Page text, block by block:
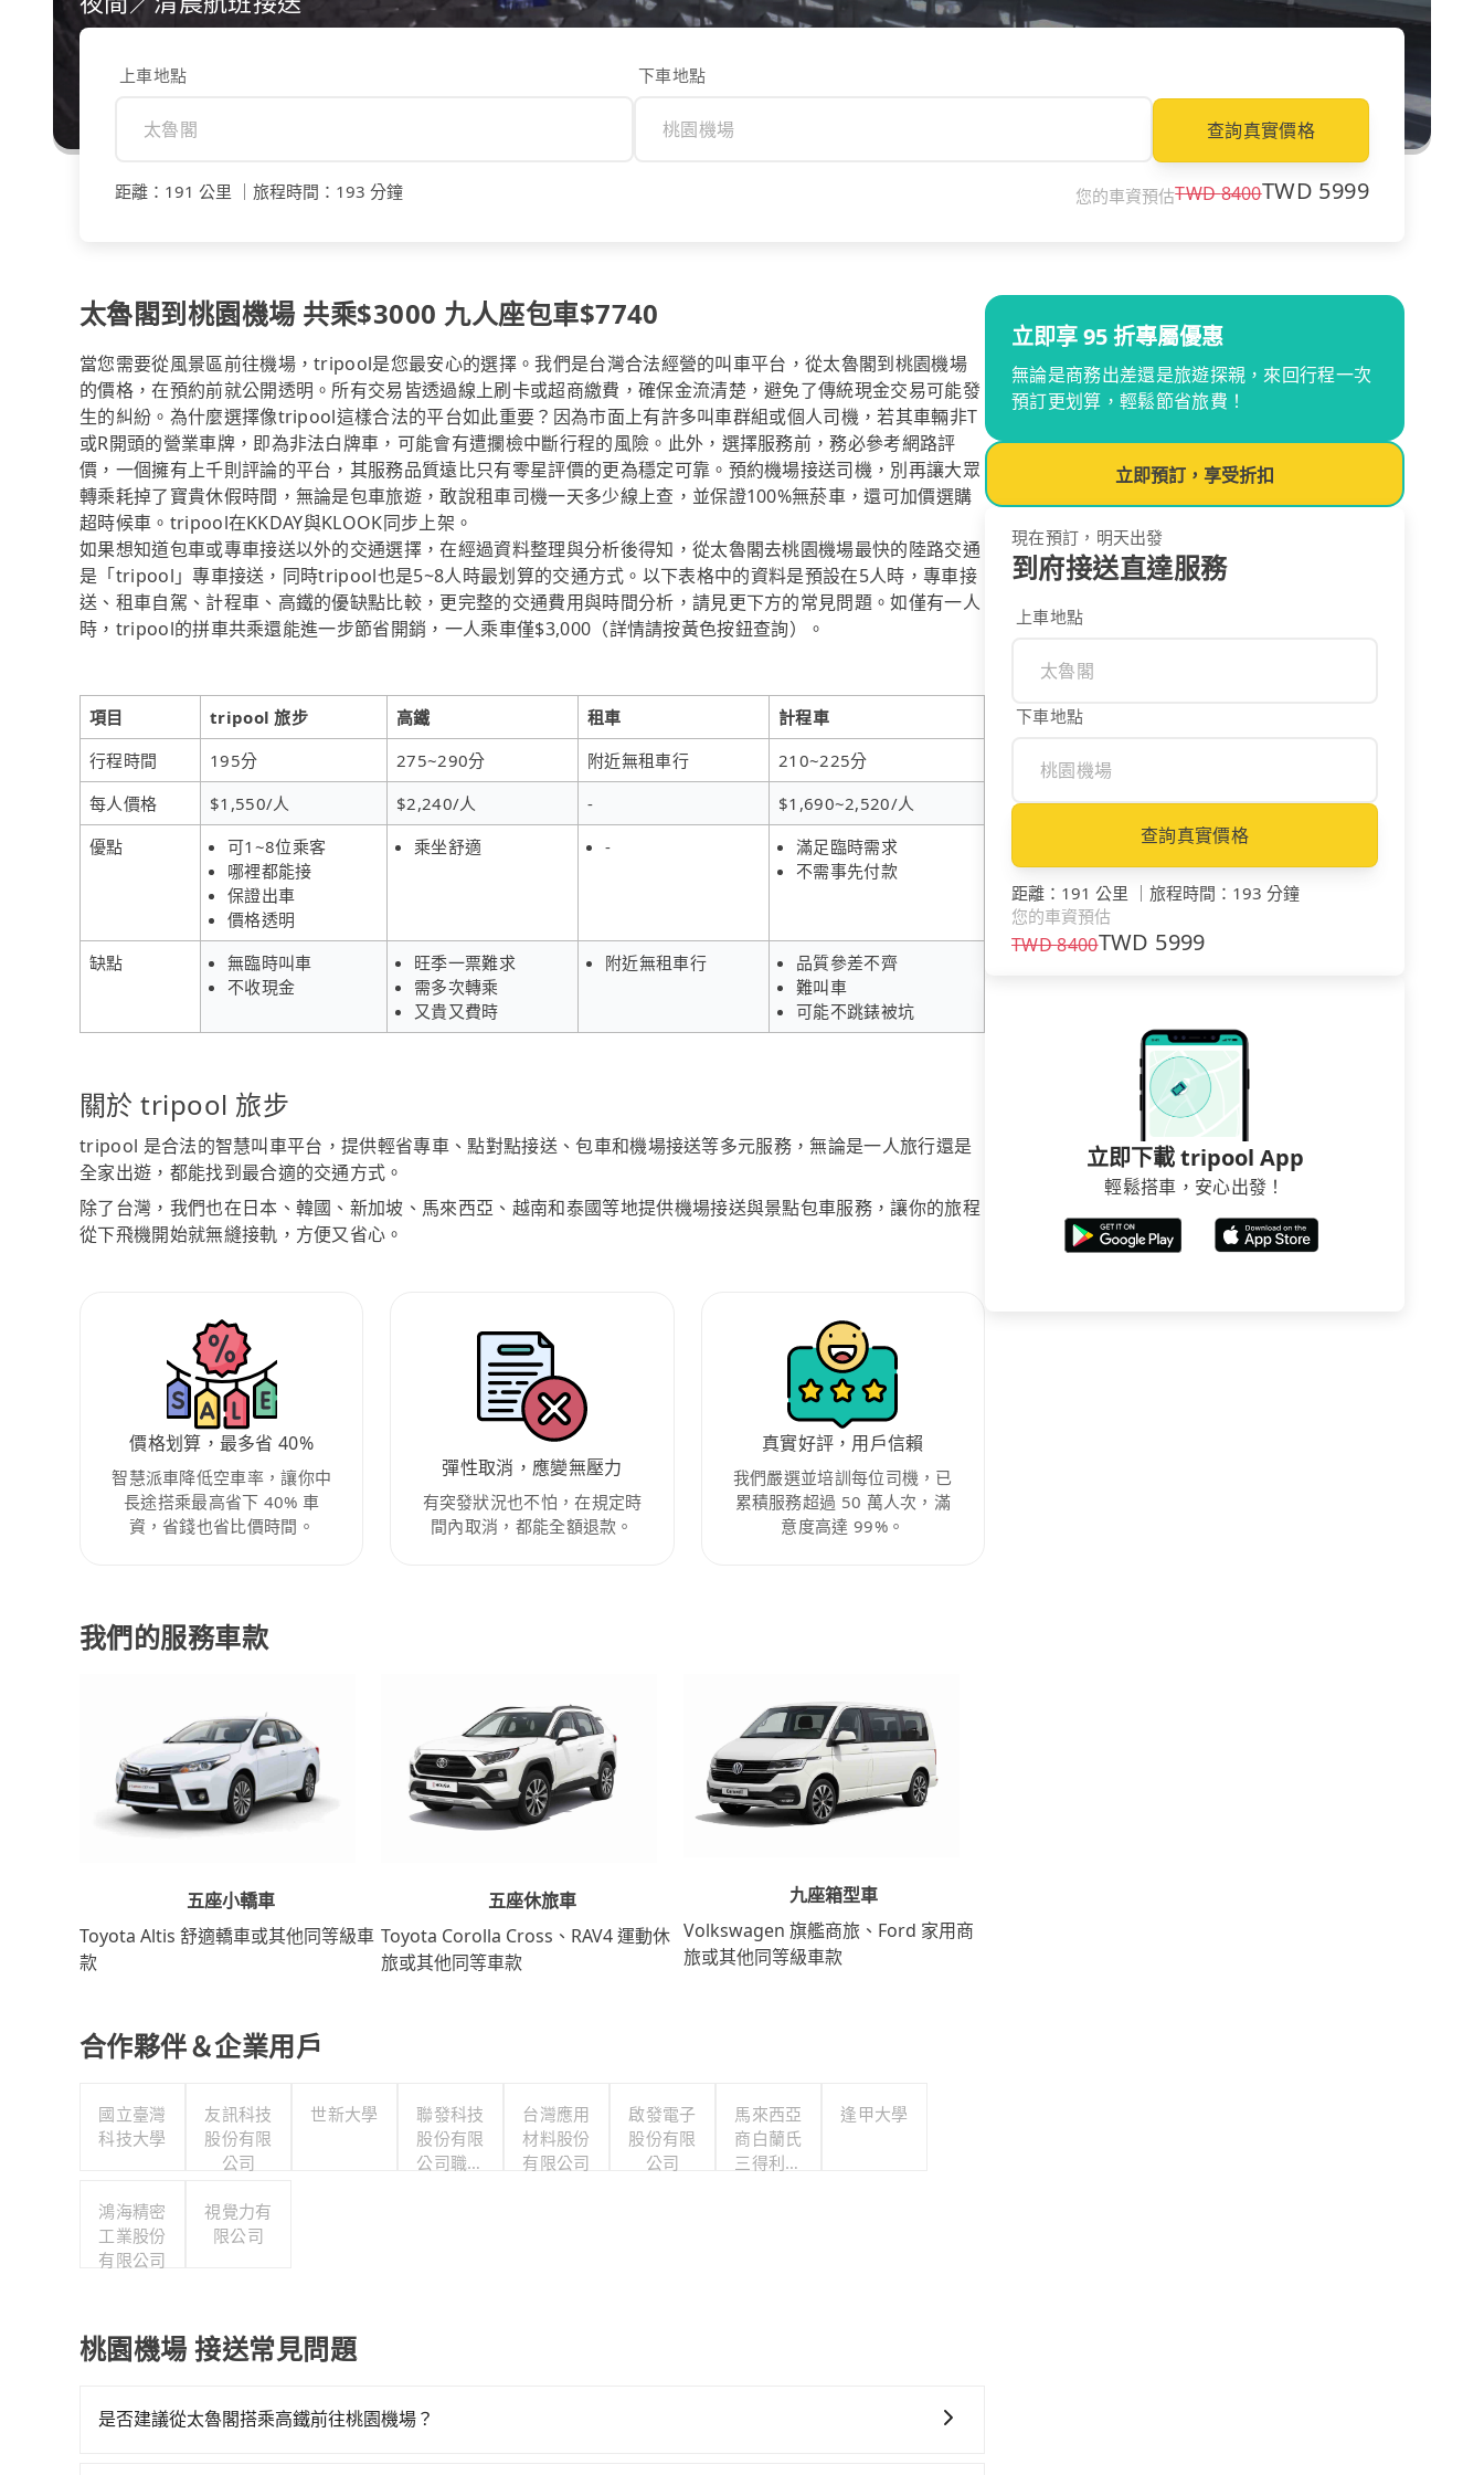
上車地點 下車地點
查詢真實價格
距離 ： 191 公里 旅程時間 ： 193 分鐘 您的車資預估TWD8400TWD 5999
太魯閣到桃園機場 共乘$3000 九人座包車$7740
當您需要從風景區前往機場，tripool是您最安心的選擇。我們是台灣合法經營的叫車平台，從太魯閣到桃園機場
的價格，在預約前就公開透明。所有交易皆透過線上刷卡或超商繳費，確保金流清楚，避免了傳統現金交易可能發
生的糾紛。為什麼選擇像tripool這樣合法的平台如此重要？因為市面上有許多叫車群組或個人司機，若其車輛非T
或R開頭的營業車牌，即為非法白牌車，可能會有遭攔檢中斷行程的風險。此外，選擇服務前，務必參考網路評
價，一個擁有上千則評論的平台，其服務品質遠比只有零星評價的更為穩定可靠。預約機場接送司機，別再讓大眾
轉乘耗掉了寶貴休假時間，無論是包車旅遊，敢說租車司機一天多少線上查，並保證100%無菸車，還可加價選購
超時候車。tripool在KKDAY與KLOOK同步上架。
如果想知道包車或專車接送以外的交通選擇，在經過資料整理與分析後得知，從太魯閣去桃園機場最快的陸路交通
是「tripool」專車接送，同時tripool也是5~8人時最划算的交通方式。以下表格中的資料是預設在5人時，專車接
送、租車自駕、計程車、高鐵的優缺點比較，更完整的交通費用與時間分析，請見更下方的常見問題。如僅有一人
時，tripool的拼車共乘還能進一步節省開銷，一人乘車僅$3,000（詳情請按黃色按鈕查詢）。
項目 tripool 旅步 高鐵 租車
計程車
行程時間
195分 275~290分 附近無租車行
210~225分
每人價格
$1,550/人 $2,240/人 -
$1,690~2,520/人
優點
可1~8位乘客
哪裡都能接
保證出車
價格透明
乘坐舒適 -
滿足臨時需求
不需事先付款
缺點
無臨時叫車
不收現金
旺季一票難求
需多次轉乘
又貴又費時
附近無租車行
品質參差不齊
難叫車
可能不跳錶被坑
關於 tripool 旅步
tripool 是合法的智慧叫車平台，提供輕省專車、點對點接送、包車和機場接送等多元服務，無論是一人旅行還是
全家出遊，都能找到最合適的交通方式。
除了台灣，我們也在日本、韓國、新加坡、馬來西亞、越南和泰國等地提供機場接送與景點包車服務，讓你的旅程
從下飛機開始就無縫接軌，方便又省心。
價格划算，最多省 40%
智慧派車降低空車率，讓你中
長途搭乘最高省下 40% 車
資，省錢也省比價時間。
彈性取消，應變無壓力
有突發狀況也不怕，在規定時
間內取消，都能全額退款。
真實好評，用戶信賴
我們嚴選並培訓每位司機，已
累積服務超過 50 萬人次，滿
意度高達 99%。
我們的服務車款
五座小轎車
Toyota Altis 舒適轎車或其他同等級車
款
五座休旅車
Toyota Corolla Cross、RAV4 運動休
旅或其他同等車款
九座箱型車
Volkswagen 旗艦商旅、Ford 家用商
旅或其他同等級車款
合作夥伴＆企業用戶
國立臺灣
科技大學
友訊科技
股份有限
公司
世新大學
聯發科技
股份有限
公司職工
台灣應用
材料股份
有限公司
啟發電子
股份有限
公司
馬來西亞
商白蘭氏
三得利股
逢甲大學
鴻海精密
工業股份
有限公司
視覺力有
限公司
桃園機場 接送常見問題
是否建議從太魯閣搭乘高鐵前往桃園機場？
立即享 95 折專屬優惠
無論是商務出差還是旅遊探親，來回行程一次
預訂更划算，輕鬆節省旅費！
立即預訂，享受折扣
現在預訂，明天出發
到府接送直達服務
上車地點
下車地點
查詢真實價格
距離 ： 191 公里 ｜ 旅程時間 ： 193 分鐘
您的車資預估
TWD8400TWD 5999
立即下載 tripool App
輕鬆搭車，安心出發！